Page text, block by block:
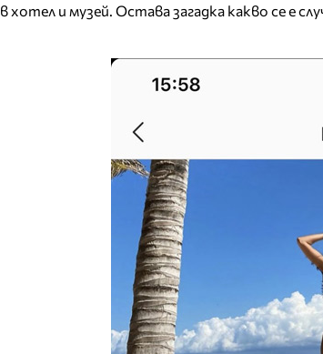
в хотел и музей. Остава загадка какво се е